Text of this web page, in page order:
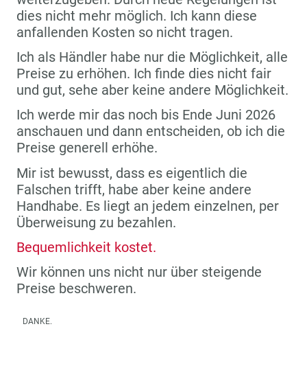
dies nicht mehr möglich. Ich kann diese
anfallenden Kosten so nicht tragen.
Ich als Händler habe nur die Möglichkeit, alle
Preise zu erhöhen. Ich finde dies nicht fair
und gut, sehe aber keine andere Möglichkeit.
Ich werde mir das noch bis Ende Juni 2026
anschauen und dann entscheiden, ob ich die
Preise generell erhöhe.
Mir ist bewusst, dass es eigentlich die
Falschen trifft, habe aber keine andere
Handhabe. Es liegt an jedem einzelnen, per
Überweisung zu bezahlen.
Bequemlichkeit kostet.
Wir können uns nicht nur über steigende
Preise beschweren.
DANKE.